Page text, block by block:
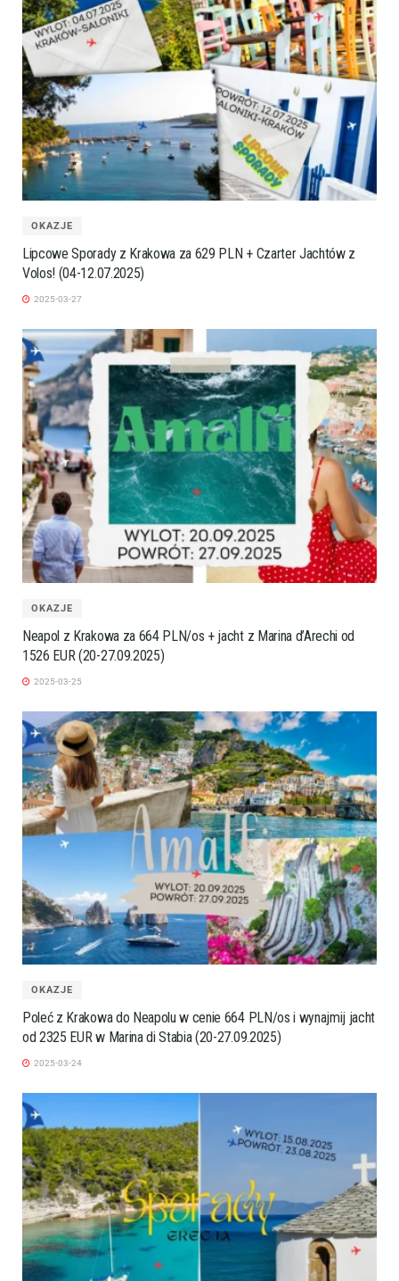
OKAZJE
Lipcowe Sporady z Krakowa za 629 PLN + Czarter Jachtów z
Volos! (04-12.07.2025)
2025-03-27
OKAZJE
Neapol z Krakowa za 664 PLN/os + jacht z Marina d’Arechi od
1526 EUR (20-27.09.2025)
2025-03-25
OKAZJE
Poleć z Krakowa do Neapolu w cenie 664 PLN/os i wynajmij jacht
od 2325 EUR w Marina di Stabia (20-27.09.2025)
2025-03-24